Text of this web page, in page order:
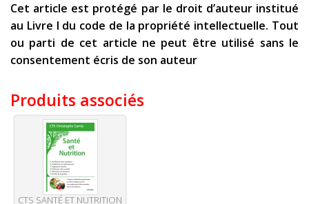
Cet article est protégé par le droit d’auteur institué
au Livre I du code de la propriété intellectuelle. Tout
ou parti de cet article ne peut être utilisé sans le
consentement écris de son auteur
Produits associés
CTS SANTÉ ET NUTRITION